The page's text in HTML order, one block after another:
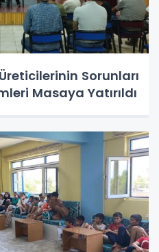
Sorunları
Masaya Yatırıldı